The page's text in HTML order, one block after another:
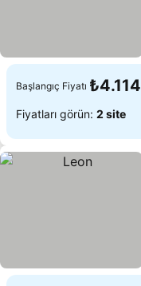
Başlangıç Fiyatı ₺4.114
Fiyatları görün: 2 site